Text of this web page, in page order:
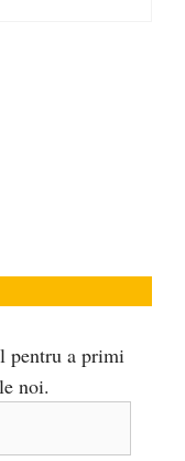
pentru a primi
noi.